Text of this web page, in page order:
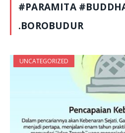
#PARAMITA
.BOROBUDUR
UNCATEGORIZED